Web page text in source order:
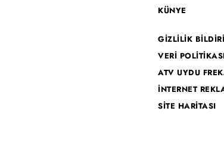
KÜNYE
GİZLİLİK
VERİ
ATV UYDU
İNTERNET
SİTE HARİTASI